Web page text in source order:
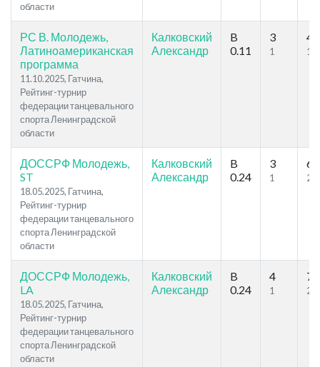
области
РС В. Молодежь,
Латиноамериканская
программа
11.10.2025, Гатчина,
Рейтинг-турнир
федерации танцевального
спорта Ленинградской
области
Калковский
Александр
B
0.11
3
1
4
1
ДОССРФ Молодежь,
ST
18.05.2025, Гатчина,
Рейтинг-турнир
федерации танцевального
спорта Ленинградской
области
Калковский
Александр
B
0.24
3
1
6
2
ДОССРФ Молодежь,
LA
18.05.2025, Гатчина,
Рейтинг-турнир
федерации танцевального
спорта Ленинградской
области
Калковский
Александр
B
0.24
4
1
7
2